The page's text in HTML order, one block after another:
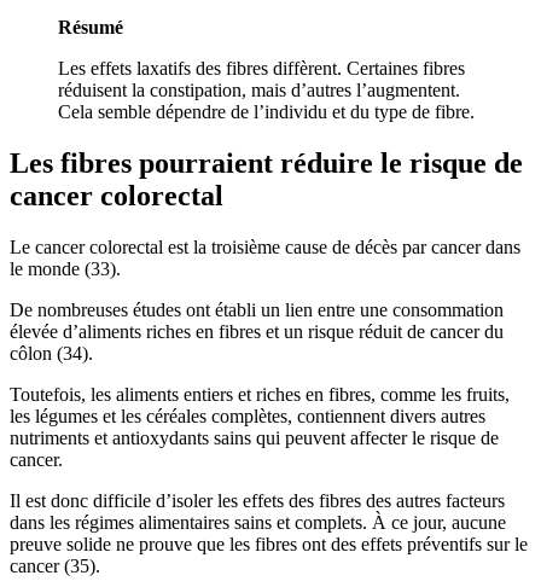
Résumé
Les effets laxatifs des fibres diffèrent. Certaines fibres
réduisent la constipation, mais d’autres l’augmentent.
Cela semble dépendre de l’individu et du type de fibre.
Les fibres pourraient réduire le risque de
cancer colorectal
Le cancer colorectal est la troisième cause de décès par cancer dans
le monde (33).
De nombreuses études ont établi un lien entre une consommation
élevée d’aliments riches en fibres et un risque réduit de cancer du
côlon (34).
Toutefois, les aliments entiers et riches en fibres, comme les fruits,
les légumes et les céréales complètes, contiennent divers autres
nutriments et antioxydants sains qui peuvent affecter le risque de
cancer.
Il est donc difficile d’isoler les effets des fibres des autres facteurs
dans les régimes alimentaires sains et complets. À ce jour, aucune
preuve solide ne prouve que les fibres ont des effets préventifs sur le
cancer (35).